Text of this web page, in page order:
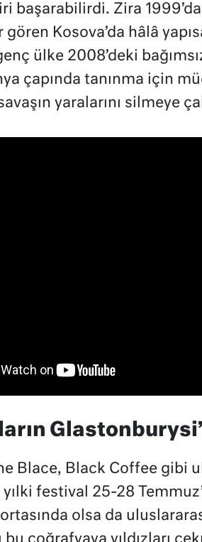
başarabilirdi. Zira
gören Kosova’da hâlâ
ülke 2008’deki
çapında tanınma için
yaralarını silmeye
Glastonburysi’
Blace, Black Coffee gibi
yılki festival 25-28
ortasında olsa da